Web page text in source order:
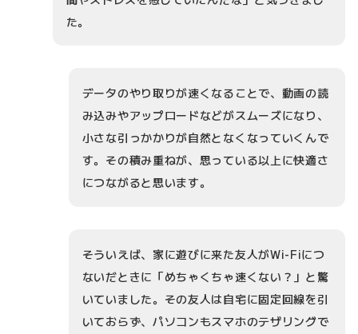
た。
データのやり取りが速くなることで、動画の読
み込みやアップロードなどがスムーズになり、
小さな引っかかりが自然となくなっていくんで
す。その積み重ねが、思っている以上に快適さ
につながると思います。
そういえば、家に遊びに来た友人がWi-Fiにつ
ないだときに「めちゃくちゃ速くない？」と驚
いていました。その友人は自宅に固定回線を引
いておらず、パソコンもスマホのテザリングで